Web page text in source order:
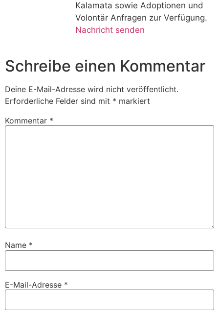
Kalamata sowie Adoptionen und
Volontär Anfragen zur Verfügung.
Nachricht senden
Schreibe einen Kommentar
Deine E-Mail-Adresse wird nicht veröffentlicht.
Erforderliche Felder sind mit * markiert
Kommentar *
Name *
E-Mail-Adresse *